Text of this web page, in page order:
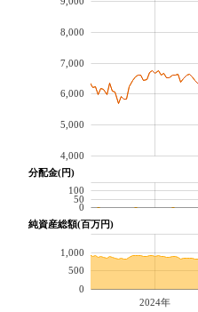
4,000
5,000
6,000
7,000
8,000
分配金(円)
0
50
100
純資産総額(百万円)
2024年
0
500
1,000